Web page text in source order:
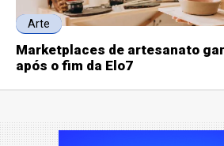
Arte
Marketplaces de artesanato
após o fim da Elo7